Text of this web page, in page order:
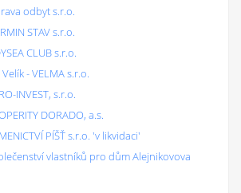
odbyt s.r.o.
STAV s.r.o.
CLUB s.r.o.
Velík - VELMA s.r.o.
INVEST, s.r.o.
DORADO, a.s.
PÍŠŤ s.r.o. 'v likvidaci'
vlastníků pro dům Alejnikovova